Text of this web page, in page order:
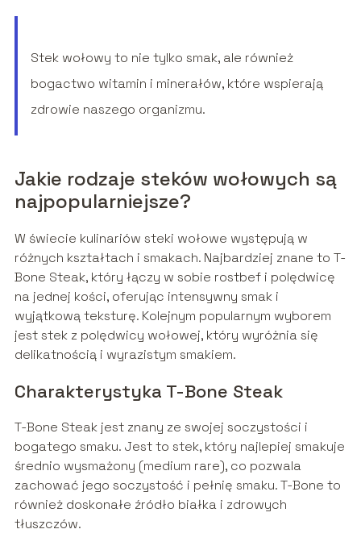
Stek wołowy to nie tylko smak, ale również
bogactwo witamin i minerałów, które wspierają
zdrowie naszego organizmu.
Jakie rodzaje steków wołowych są
najpopularniejsze?
W świecie kulinariów steki wołowe występują w
różnych kształtach i smakach. Najbardziej znane to T-
Bone Steak, który łączy w sobie rostbef i polędwicę
na jednej kości, oferując intensywny smak i
wyjątkową teksturę. Kolejnym popularnym wyborem
jest stek z polędwicy wołowej, który wyróżnia się
delikatnością i wyrazistym smakiem.
Charakterystyka T-Bone Steak
T-Bone Steak jest znany ze swojej soczystości i
bogatego smaku. Jest to stek, który najlepiej smakuje
średnio wysmażony (medium rare), co pozwala
zachować jego soczystość i pełnię smaku. T-Bone to
również doskonałe źródło białka i zdrowych
tłuszczów.